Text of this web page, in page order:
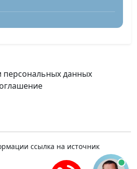
персональных данных
ссылка на источник